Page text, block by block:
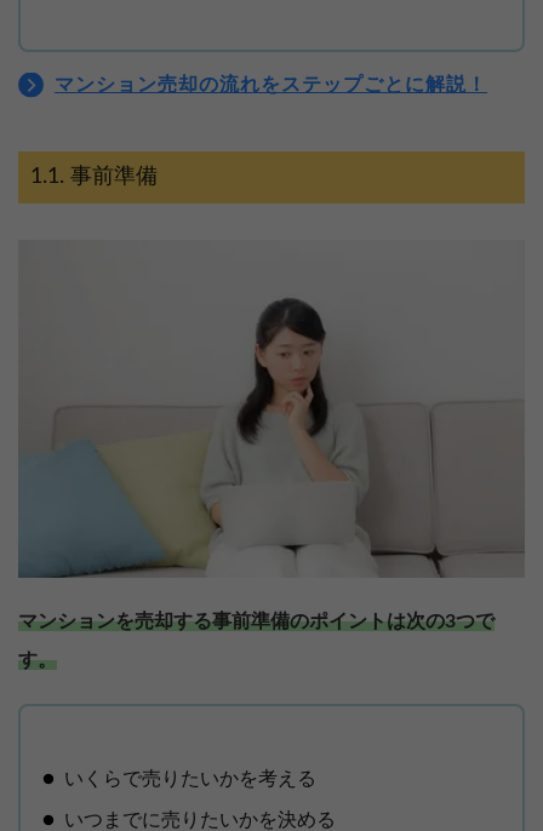
マンション売却の流れをステップごとに解説！
事前準備
マンションを売却する事前準備のポイントは次の3つで
す。
いくらで売りたいかを考える
いつまでに売りたいかを決める